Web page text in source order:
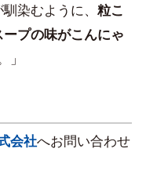
染むように、 粒こ
プの味がこんにゃ
」
会社へお問い合わせ